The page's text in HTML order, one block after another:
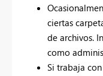
ciertas
de archivos.
como
Si trabaja